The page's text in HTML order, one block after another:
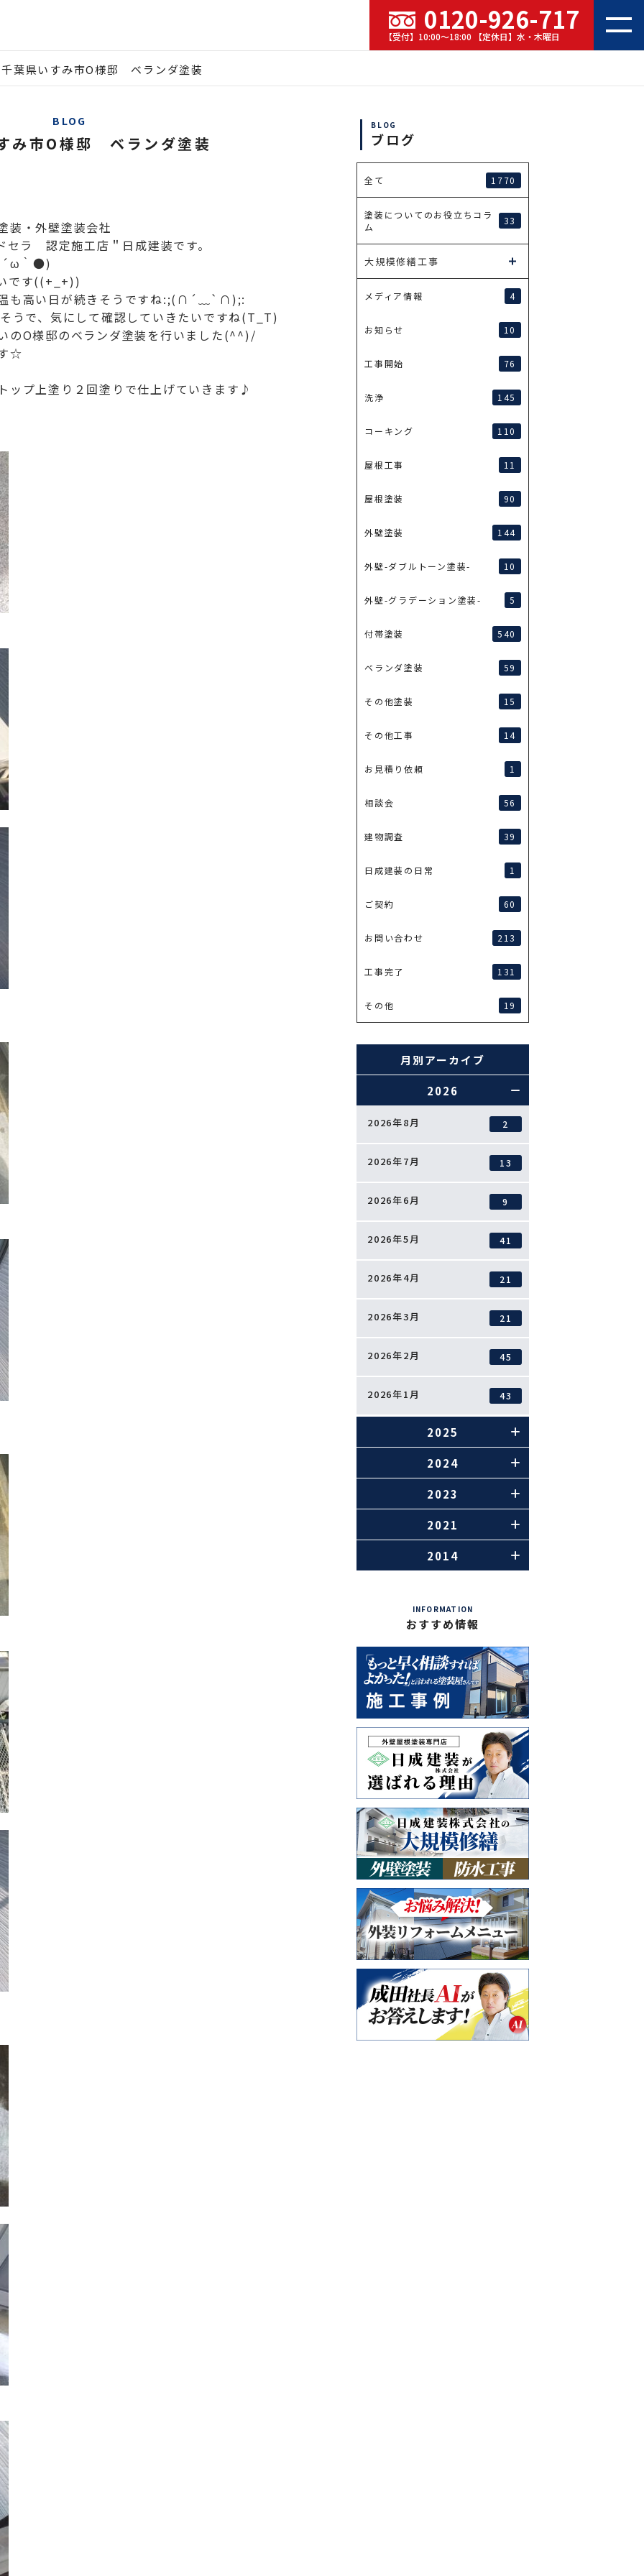
0120-926-717
【受付】10:00～18:00 【定休日】水・木曜日
千葉県いすみ市O様邸 ベランダ塗装
BLOG
み市O様邸 ベランダ塗装
装・外壁塗装会社
ラ 認定施工店＂日成建装です。
｀●)
です((+_+))
も高い日が続きそうですね:;(∩´﹏`∩);:
うで、気にして確認していきたいですね(T_T)
のO様邸のベランダ塗装を行いました(^^)/
☆
ップ上塗り２回塗りで仕上げていきます♪
BLOG
ブログ
全て 1770
塗装についてのお役立ちコラ
ム
33
大規模修繕工事
メディア情報 4
お知らせ 10
工事開始 76
洗浄 145
コーキング 110
屋根工事 11
屋根塗装 90
外壁塗装 144
外壁-ダブルトーン塗装- 10
外壁-グラデーション塗装- 5
付帯塗装 540
ベランダ塗装 59
その他塗装 15
その他工事 14
お見積り依頼 1
相談会 56
建物調査 39
日成建装の日常 1
ご契約 60
お問い合わせ 213
工事完了 131
その他 19
月別アーカイブ
2026
2026年8月 2
2026年7月 13
2026年6月 9
2026年5月 41
2026年4月 21
2026年3月 21
2026年2月 45
2026年1月 43
2025
2024
2023
2021
2014
INFORMATION
おすすめ情報